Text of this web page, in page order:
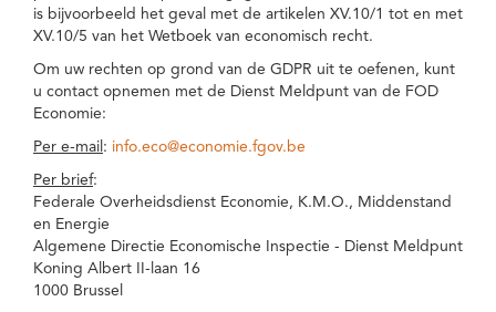
is bijvoorbeeld het geval met de artikelen XV.10/1 tot en met
XV.10/5 van het Wetboek van economisch recht.
Om uw rechten op grond van de GDPR uit te oefenen, kunt
u contact opnemen met de Dienst Meldpunt van de FOD
Economie:
Per e-mail : info.eco@economie.fgov.be
Per brief:
Federale Overheidsdienst Economie, K.M.O., Middenstand
en Energie
Algemene Directie Economische Inspectie - Dienst Meldpunt
Koning Albert II-laan 16
1000 Brussel